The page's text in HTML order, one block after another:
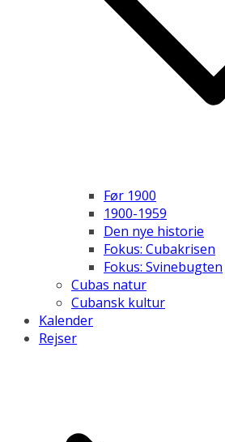
Før 1900
1900-1959
Den nye historie
Fokus: Cubakrisen
Fokus: Svinebugten
Cubas natur
Cubansk kultur
Kalender
Rejser